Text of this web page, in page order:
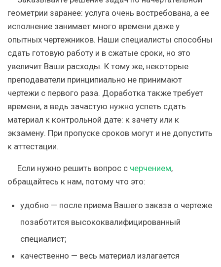
геометрии заранее: услуга очень востребована, а ее
исполнение занимает много времени даже у
опытных чертежников. Наши специалисты способны
сдать готовую работу и в сжатые сроки, но это
увеличит Ваши расходы. К тому же, некоторые
преподаватели принципиально не принимают
чертежи с первого раза. Доработка также требует
времени, а ведь зачастую нужно успеть сдать
материал к контрольной дате: к зачету или к
экзамену. При пропуске сроков могут и не допустить
к аттестации.
Если нужно решить вопрос с черчением,
обращайтесь к нам, потому что это:
удобно — после приема Вашего заказа о чертеже
позаботится высококвалифицированный
специалист;
качественно — весь материал излагается